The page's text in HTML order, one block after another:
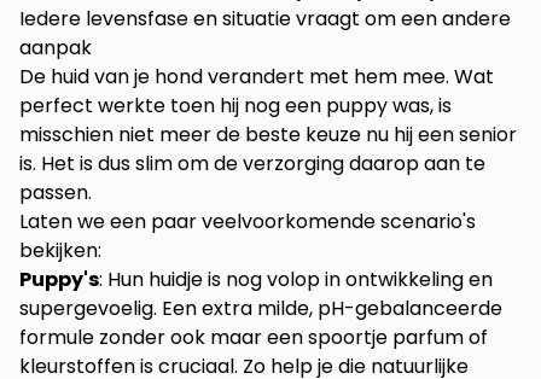
Iedere levensfase en situatie vraagt om een andere
aanpak
De huid van je hond verandert met hem mee. Wat
perfect werkte toen hij nog een puppy was, is
misschien niet meer de beste keuze nu hij een senior
is. Het is dus slim om de verzorging daarop aan te
passen.
Laten we een paar veelvoorkomende scenario's
bekijken:
Puppy's: Hun huidje is nog volop in ontwikkeling en
supergevoelig. Een extra milde, pH-gebalanceerde
formule zonder ook maar een spoortje parfum of
kleurstoffen is cruciaal. Zo help je die natuurlijke